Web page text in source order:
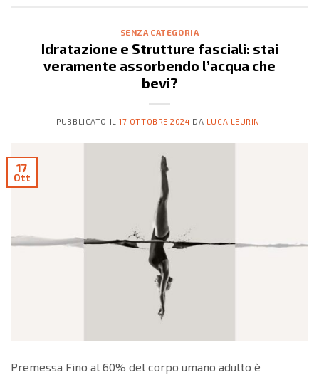
SENZA CATEGORIA
Idratazione e Strutture fasciali: stai
veramente assorbendo l’acqua che
bevi?
PUBBLICATO IL17 OTTOBRE 2024 DA LUCA LEURINI
17
Ott
Premessa Fino al 60% del corpo umano adulto è